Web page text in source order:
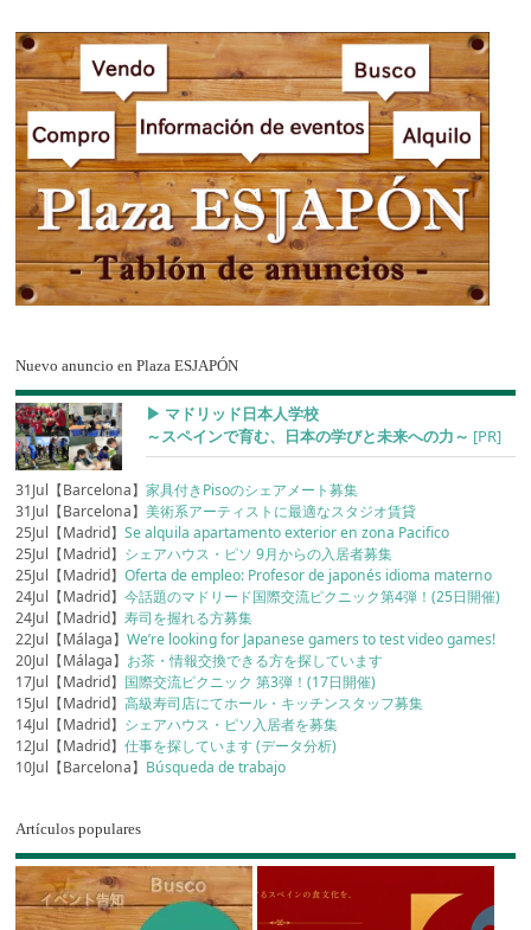
Nuevo anuncio en Plaza ESJAPÓN
▶︎ マドリッド日本人学校
～スペインで育む、日本の学びと未来への力～ [PR]
31Jul【Barcelona】家具付きPisoのシェアメート募集
31Jul【Barcelona】美術系アーティストに最適なスタジオ賃貸
25Jul【Madrid】Se alquila apartamento exterior en zona Pacifico
25Jul【Madrid】 シェアハウス・ピソ 9月からの入居者募集
25Jul【Madrid】Oferta de empleo: Profesor de japonés idioma materno
24Jul【Madrid】今話題のマドリード国際交流ピクニック第4弾！(25日開催)
24Jul【Madrid】寿司を握れる方募集
22Jul【Málaga】We’re looking for Japanese gamers to test video games!
20Jul【Málaga】 お茶・情報交換できる方を探しています
17Jul【Madrid】 国際交流ピクニック 第3弾！(17日開催)
15Jul【Madrid】高級寿司店にてホール・キッチンスタッフ募集
14Jul【Madrid】 シェアハウス・ピソ入居者を募集
12Jul【Madrid】仕事を探しています (データ分析)
10Jul【Barcelona】 Búsqueda de trabajo
Artículos populares